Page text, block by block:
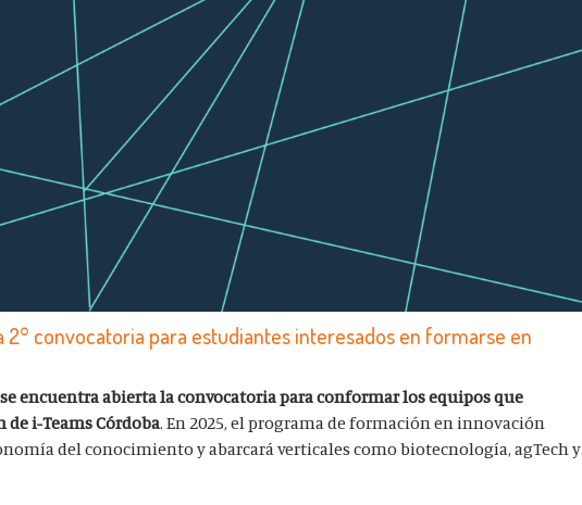
2° convocatoria para estudiantes interesados en formarse en
se encuentra abierta la convocatoria para conformar los equipos que
i-Teams Córdoba. En 2025, el programa de formación en innovación
del conocimiento y abarcará verticales como biotecnología, agTech y